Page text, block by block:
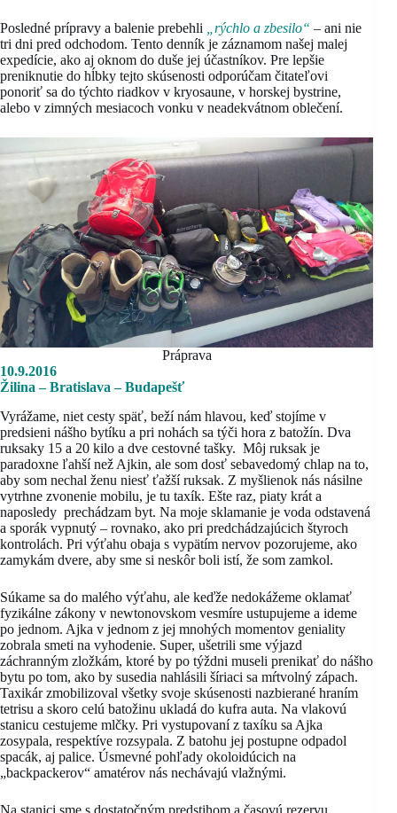
Posledné prípravy a balenie prebehli „rýchlo a zbesilo“ – ani nie
tri dni pred odchodom. Tento denník je záznamom našej malej
expedície, ako aj oknom do duše jej účastníkov. Pre lepšie
preniknutie do hĺbky tejto skúsenosti odporúčam čitateľovi
ponoriť sa do týchto riadkov v kryosaune, v horskej bystrine,
alebo v zimných mesiacoch vonku v neadekvátnom oblečení.
Práprava
10.9.2016
Žilina – Bratislava – Budapešť
Vyrážame, niet cesty späť, beží nám hlavou, keď stojíme v
predsieni nášho bytíku a pri nohách sa týči hora z batožín. Dva
ruksaky 15 a 20 kilo a dve cestovné tašky. Môj ruksak je
paradoxne ľahší než Ajkin, ale som dosť sebavedomý chlap na to,
aby som nechal ženu niesť ťažší ruksak. Z myšlienok nás násilne
vytrhne zvonenie mobilu, je tu taxík. Ešte raz, piaty krát a
naposledy prechádzam byt. Na moje sklamanie je voda odstavená
a sporák vypnutý – rovnako, ako pri predchádzajúcich štyroch
kontrolách. Pri výťahu obaja s vypätím nervov pozorujeme, ako
zamykám dvere, aby sme si neskôr boli istí, že som zamkol.
Súkame sa do malého výťahu, ale keďže nedokážeme oklamať
fyzikálne zákony v newtonovskom vesmíre ustupujeme a ideme
po jednom. Ajka v jednom z jej mnohých momentov geniality
zobrala smeti na vyhodenie. Super, ušetrili sme výjazd
záchranným zložkám, ktoré by po týždni museli prenikať do nášho
bytu po tom, ako by susedia nahlásili šíriaci sa mŕtvolný zápach.
Taxikár zmobilizoval všetky svoje skúsenosti nazbierané hraním
tetrisu a skoro celú batožinu ukladá do kufra auta. Na vlakovú
stanicu cestujeme mlčky. Pri vystupovaní z taxíku sa Ajka
zosypala, respektíve rozsypala. Z batohu jej postupne odpadol
spacák, aj palice. Úsmevné pohľady okoloidúcich na
„backpackerov“ amatérov nás nechávajú vlažnými.
Na stanici sme s dostatočným predstihom a časovú rezervu